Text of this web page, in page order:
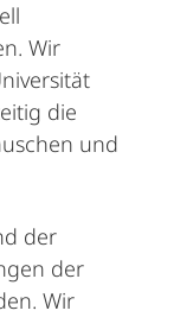
Wir
die
und
der
der
Wir